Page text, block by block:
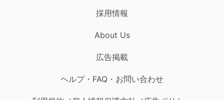
採用情報
About Us
広告掲載
ヘルプ・FAQ・お問い合わせ